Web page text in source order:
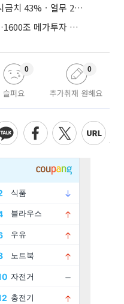
생산부터 밥상까지 덮친 폭염…시금치 43%ㆍ열무 28% 급등
용인·호남 반도체 산단 ‘속도전’…1600조 메가투자 이행 총력
슬퍼요
0
추가취재 원해요
0